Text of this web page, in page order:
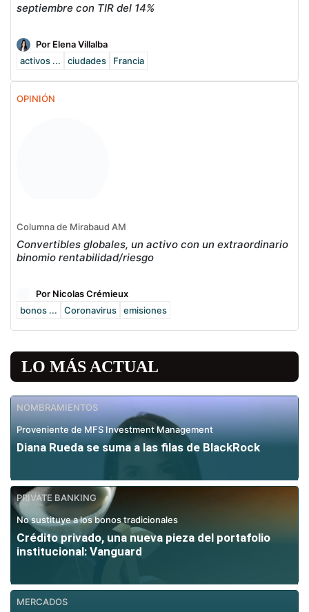
septiembre con TIR del 14%
Por Elena Villalba
activos ...
ciudades Francia
OPINIÓN
Columna de Mirabaud AM
Convertibles globales, un activo con un extraordinario
binomio rentabilidad/riesgo
Por Nicolas Crémieux
bonos ...
Coronavirus emisiones
LO MÁS ACTUAL
NOMBRAMIENTOS
Proveniente de MFS Investment Management
Diana Rueda se suma a las filas de BlackRock
PRIVATE BANKING
No sustituye a los bonos tradicionales
Crédito privado, una nueva pieza del portafolio
institucional: Vanguard
MERCADOS